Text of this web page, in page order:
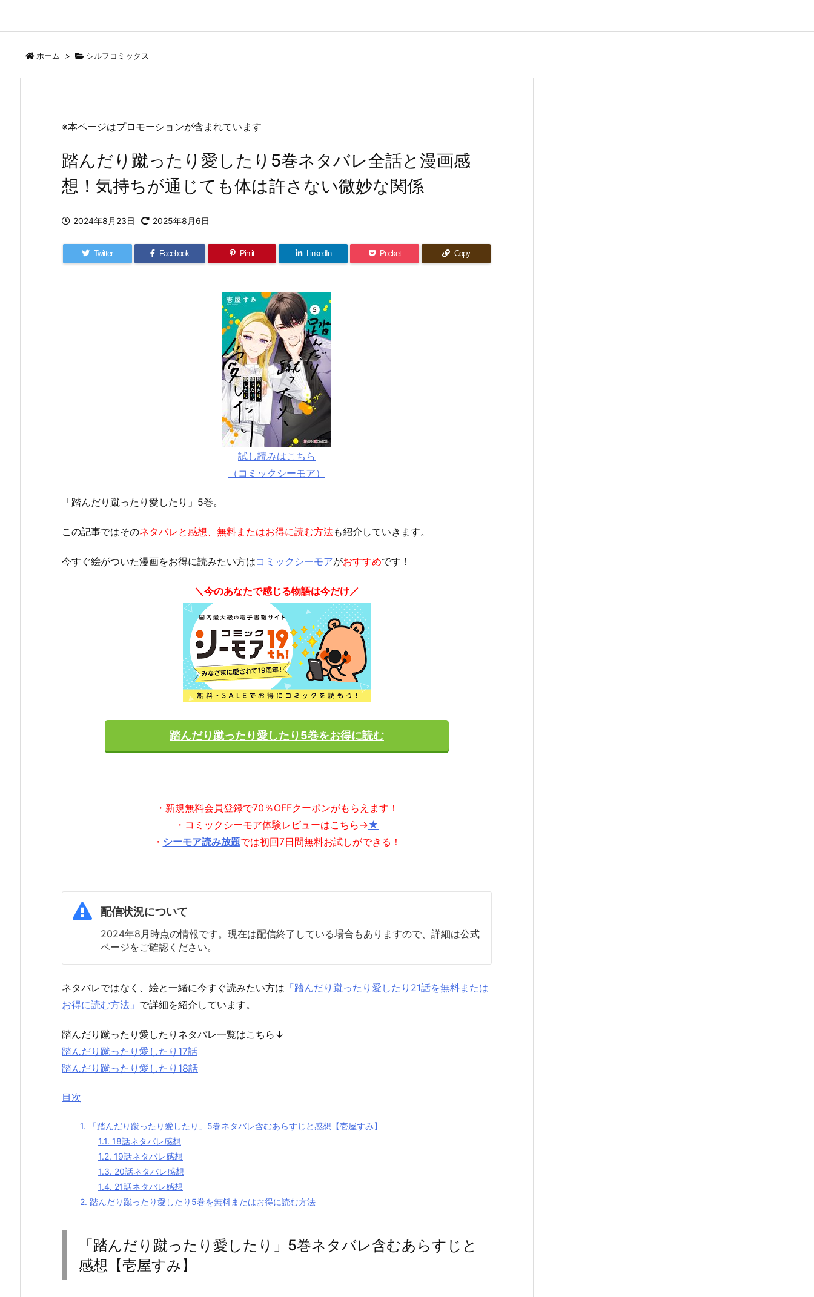
ホーム > シルフコミックス
※本ページはプロモーションが含まれています
踏んだり蹴ったり愛したり5巻ネタバレ全話と漫画感
想！気持ちが通じても体は許さない微妙な関係
2024年8月23日 2025年8月6日
Twitter Facebook Pin it LinkedIn Pocket Copy
試し読みはこちら
（コミックシーモア）
「踏んだり蹴ったり愛したり」5巻。
この記事ではそのネタバレと感想、無料またはお得に読む方法も紹介していきます。
今すぐ絵がついた漫画をお得に読みたい方はコミックシーモアがおすすめです！
＼今のあなたで感じる物語は今だけ／
踏んだり蹴ったり愛したり5巻をお得に読む
・新規無料会員登録で70％OFFクーポンがもらえます！
・コミックシーモア体験レビューはこちら→★
・ シーモア読み放題では初回7日間無料お試しができる！
配信状況について
2024年8月時点の情報です。現在は配信終了している場合もありますので、詳細は公式
ページをご確認ください。
ネタバレではなく、絵と一緒に今すぐ読みたい方は 「踏んだり蹴ったり愛したり21話を無料または
お得に読む方法」 で詳細を紹介しています。
踏んだり蹴ったり愛したりネタバレ一覧はこちら↓
踏んだり蹴ったり愛したり17話
踏んだり蹴ったり愛したり18話
目次
1. 「踏んだり蹴ったり愛したり」5巻ネタバレ含むあらすじと感想【壱屋すみ】
1.1. 18話ネタバレ感想
1.2. 19話ネタバレ感想
1.3. 20話ネタバレ感想
1.4. 21話ネタバレ感想
2. 踏んだり蹴ったり愛したり5巻を無料またはお得に読む方法
「踏んだり蹴ったり愛したり」5巻ネタバレ含むあらすじと
感想【壱屋すみ】